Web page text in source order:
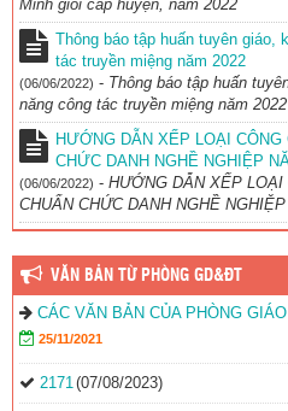
Minh giỏi cấp huyện, năm 2022
Thông báo tập huấn tuyên
tác truyền miệng năm 2022
(06/06/2022) - Thông báo tập huấn
năng công tác truyền miệng năm 2022
HƯỚNG DẪN XẾP LOẠI
CHỨC DANH NGHỀ NGHIỆP
(06/06/2022) - HƯỚNG DẪN XẾP
CHUẨN CHỨC DANH NGHỀ
VĂN BẢN TỪ PHÒNG GD&ĐT
CÁC VĂN BẢN CỦA PHÒNG
25/11/2021
2171 (07/08/2023)